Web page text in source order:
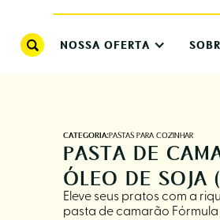
NOSSA OFERTA
CATEGORIA:PASTAS PARA COZINHAR
PASTA DE
ÓLEO DE SOJA
Eleve seus pratos com a
pasta de camarão